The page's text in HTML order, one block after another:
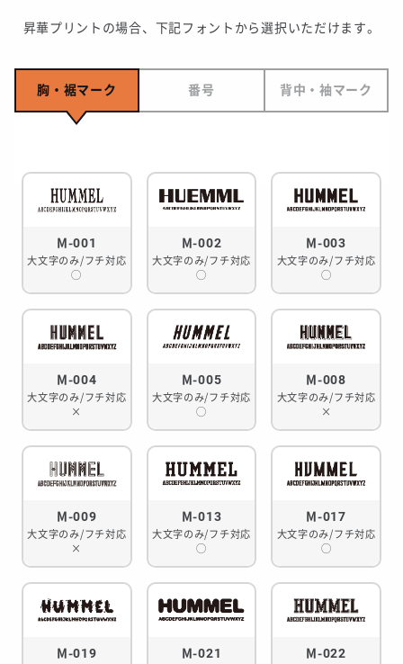
昇華プリントの場合、下記フォントから選択いただけます。
胸・裾マーク 番号 背中・袖マーク
M-001
大文字のみ/フチ対応
◯
M-002
大文字のみ/フチ対応
◯
M-003
大文字のみ/フチ対応
◯
M-004
大文字のみ/フチ対応
×
M-005
大文字のみ/フチ対応
◯
M-008
大文字のみ/フチ対応
×
M-009
大文字のみ/フチ対応
×
M-013
大文字のみ/フチ対応
◯
M-017
大文字のみ/フチ対応
◯
M-019 M-021 M-022